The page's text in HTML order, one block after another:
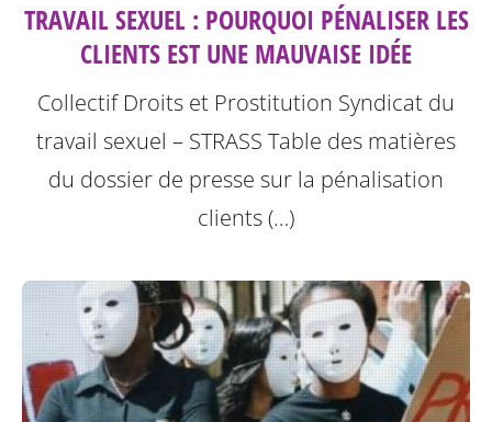
TRAVAIL SEXUEL : POURQUOI PÉNALISER LES
CLIENTS EST UNE MAUVAISE IDÉE
Collectif Droits et Prostitution Syndicat du
travail sexuel – STRASS Table des matières
du dossier de presse sur la pénalisation
clients (…)